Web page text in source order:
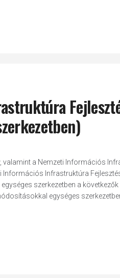
valamint a Nemzeti Információs
Infrastruktúra
szerkezetben a
egységes